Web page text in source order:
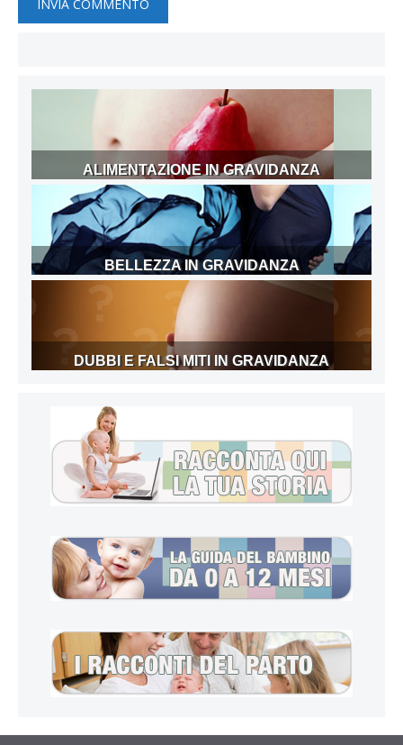
ALIMENTAZIONE IN GRAVIDANZA
BELLEZZA IN GRAVIDANZA
DUBBI E FALSI MITI IN GRAVIDANZA